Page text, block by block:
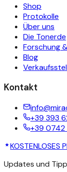
Shop
Protokolle
Über uns
Die Tonerde
Forschung
Blog
Kontakt
+39 393
+39 0742
KOSTENLOSES
Updates und